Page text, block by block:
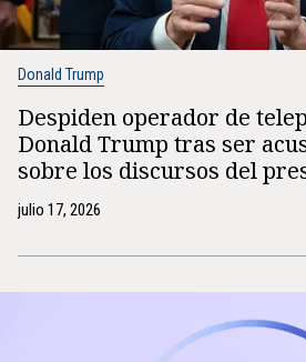
Donald Trump
Despiden operador de
Donald Trump tras ser
sobre los discursos del
julio 17, 2026